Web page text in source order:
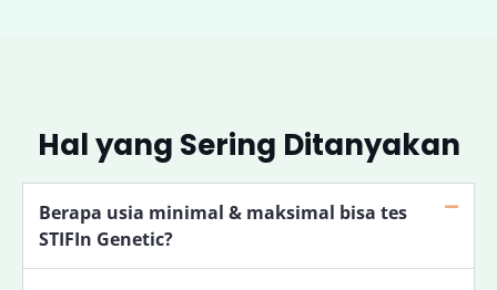
Hal yang Sering Ditanyakan
Berapa usia minimal & maksimal bisa tes
STIFIn Genetic?